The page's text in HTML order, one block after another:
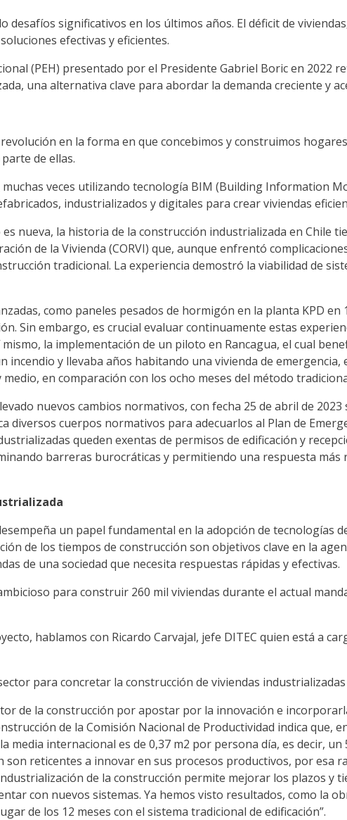
significativos en los últimos años. El déficit de
efectivas y eficientes.
(PEH) presentado por el Presidente Gabriel Boric en 2022
una alternativa clave para abordar la demanda creciente y
en la forma en que concebimos y construimos
de ellas.
veces utilizando tecnología BIM (Building Information
industrializados y digitales para crear viviendas
nueva, la historia de la construcción industrializada en Chile
de la Vivienda (CORVI) que, aunque enfrentó
tradicional. La experiencia demostró la viabilidad de
como paneles pesados de hormigón en la planta KPD
Sin embargo, es crucial evaluar continuamente estas
la implementación de un piloto en Rancagua, el cual
incendio y llevaba años habitando una vivienda de
en comparación con los ocho meses del método
nuevos cambios normativos, con fecha 25 de abril de 2023
diversos cuerpos normativos para adecuarlos al Plan de
queden exentas de permisos de edificación y
barreras burocráticas y permitiendo una respuesta más
un papel fundamental en la adopción de tecnologías
de los tiempos de construcción son objetivos clave en la
de una sociedad que necesita respuestas rápidas y efectivas.
para construir 260 mil viviendas durante el actual
hablamos con Ricardo Carvajal, jefe DITEC quien está a
para concretar la construcción de viviendas
de la construcción por apostar por la innovación e
de la Comisión Nacional de Productividad indica que,
media internacional es de 0,37 m2 por persona día, es decir, un
son reticentes a innovar en sus procesos productivos, por esa
de la construcción permite mejorar los plazos y
con nuevos sistemas. Ya hemos visto resultados, como la
de los 12 meses con el sistema tradicional de edificación”.